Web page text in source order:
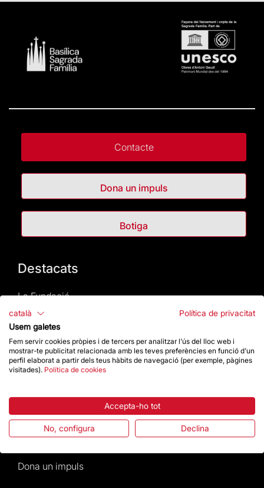
Contacte
Dona un impuls
Botiga
Destacats
La Fundació
Preguntes freqüents
Atenció al Visitant
Agenda
Dona un impuls
català
Política de privacitat
Usem galetes
Fem servir cookies pròpies i de tercers per analitzar l'ús del lloc web i
mostrar-te publicitat relacionada amb les teves preferències en funció d'un
perfil elaborat a partir dels teus hàbits de navegació (per exemple, pàgines
visitades). Política de cookies
Accepta-ho tot
No, configura Declina